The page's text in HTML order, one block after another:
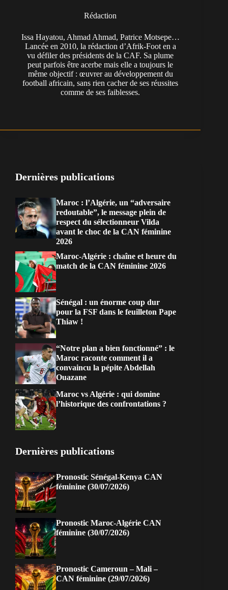
Rédaction
Issa Hayatou, Ahmad Ahmad, Patrice Motsepe…
Lancée en 2010, la rédaction d’Afrik-Foot en a
vu défiler des présidents de la CAF. Sa plume
peut parfois être acerbe mais elle a toujours le
même objectif : œuvrer au développement du
football africain, sans rien cacher de ses réussites
comme de ses faiblesses.
Dernières publications
Maroc : l’Algérie, un “adversaire
redoutable”, le message plein de
respect du sélectionneur Vilda
avant le choc de la CAN féminine
2026
Maroc-Algérie : chaîne et heure du
match de la CAN féminine 2026
Sénégal : un énorme coup dur
pour la FSF dans le feuilleton Pape
Thiaw !
“Notre plan a bien fonctionné” : le
Maroc raconte comment il a
convaincu la pépite Abdellah
Ouazane
Maroc vs Algérie : qui domine
l’historique des confrontations ?
Dernières publications
Pronostic Sénégal-Kenya CAN
féminine (30/07/2026)
Pronostic Maroc-Algérie CAN
féminine (30/07/2026)
Pronostic Cameroun – Mali –
CAN féminine (29/07/2026)